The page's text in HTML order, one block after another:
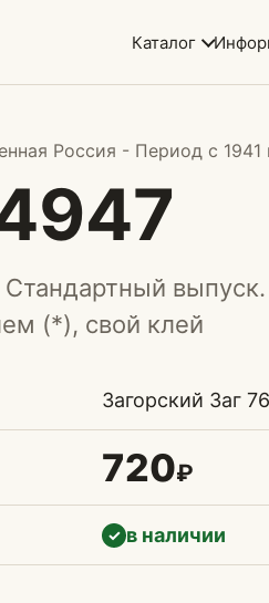
Каталог
Россия - Период с 1941
выпуск.
(*), свой клей
Загорский Заг
720₽
✓ в наличии